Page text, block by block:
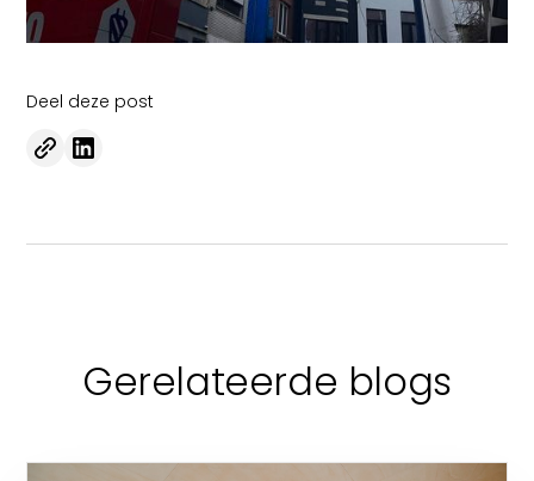
Deel deze post
Gerelateerde blogs